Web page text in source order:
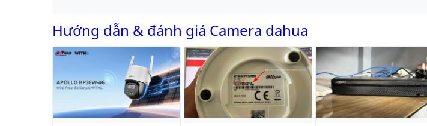
Hướng dẫn & đánh giá Camera dahua